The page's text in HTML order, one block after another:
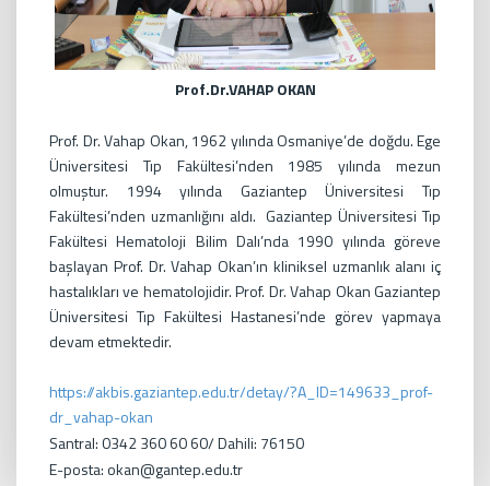
Prof.Dr.VAHAP OKAN
Prof. Dr. Vahap Okan, 1962 yılında Osmaniye’de doğdu. Ege
Üniversitesi Tıp Fakültesi’nden 1985 yılında mezun
olmuştur. 1994 yılında Gaziantep Üniversitesi Tıp
Fakültesi’nden uzmanlığını aldı. Gaziantep Üniversitesi Tıp
Fakültesi Hematoloji Bilim Dalı’nda 1990 yılında göreve
başlayan Prof. Dr. Vahap Okan’ın kliniksel uzmanlık alanı iç
hastalıkları ve hematolojidir. Prof. Dr. Vahap Okan Gaziantep
Üniversitesi Tıp Fakültesi Hastanesi’nde görev yapmaya
devam etmektedir.
https://akbis.gaziantep.edu.tr/detay/?A_ID=149633_prof-
dr_vahap-okan
Santral: 0342 360 60 60/ Dahili: 76150
E-posta: okan@gantep.edu.tr